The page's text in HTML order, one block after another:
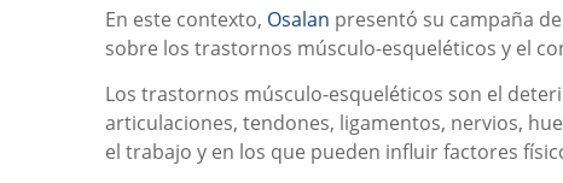
En este contexto, Osalan presentó su campaña de
sobre los trastornos músculo-esqueléticos y el
Los trastornos músculo-esqueléticos son el
articulaciones, tendones, ligamentos, nervios,
el trabajo y en los que pueden influir factores